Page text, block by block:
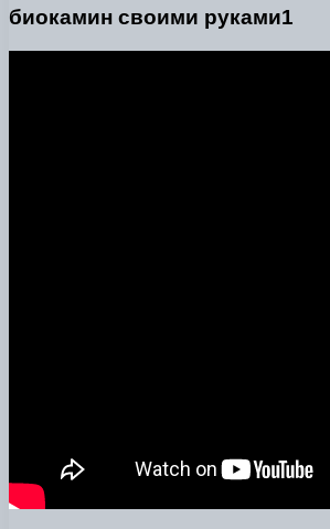
биокамин своими руками1